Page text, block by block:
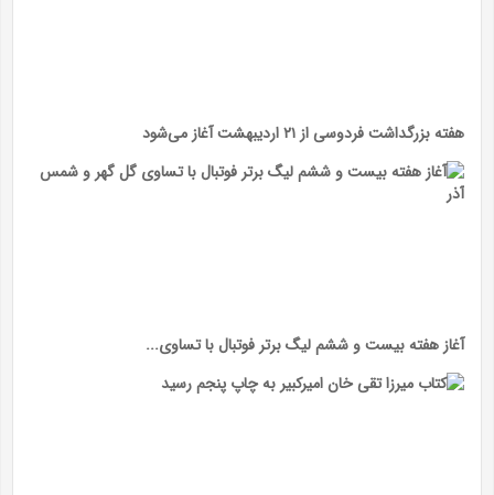
هفته بزرگداشت فردوسی از ۲۱ اردیبهشت آغاز می‌شود
آغاز هفته بیست و ششم لیگ برتر فوتبال با تساوی...